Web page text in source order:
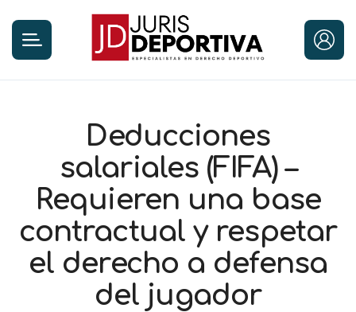
Deducciones
salariales (FIFA) –
Requieren una base
contractual y respetar
el derecho a defensa
del jugador